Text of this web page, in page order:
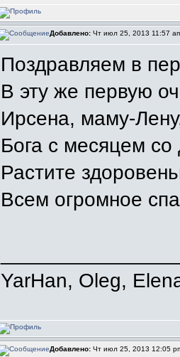
Добавлено: Чт июл 25, 2013 11:57
Поздравляем в
В эту же первую
Ирсена, маму-
Бога с месяцем
Растите
Всем огромное
YarHan, Oleg,
Добавлено: Чт июл 25, 2013 12:05